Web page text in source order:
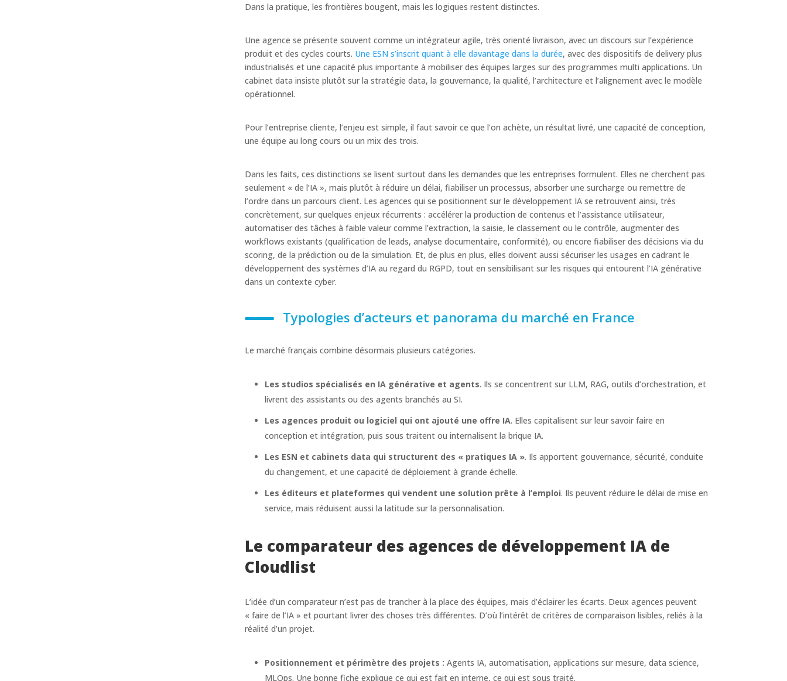
Dans la pratique, les frontières bougent, mais les logiques restent distinctes.
Une agence se présente souvent comme un intégrateur agile, très orienté livraison, avec un discours sur l’expérience
produit et des cycles courts. Une ESN s’inscrit quant à elle davantage dans la durée, avec des dispositifs de delivery plus
industrialisés et une capacité plus importante à mobiliser des équipes larges sur des programmes multi applications. Un
cabinet data insiste plutôt sur la stratégie data, la gouvernance, la qualité, l’architecture et l’alignement avec le modèle
opérationnel.
Pour l’entreprise cliente, l’enjeu est simple, il faut savoir ce que l’on achète, un résultat livré, une capacité de conception,
une équipe au long cours ou un mix des trois.
Dans les faits, ces distinctions se lisent surtout dans les demandes que les entreprises formulent. Elles ne cherchent pas
seulement « de l’IA », mais plutôt à réduire un délai, fiabiliser un processus, absorber une surcharge ou remettre de
l’ordre dans un parcours client. Les agences qui se positionnent sur le développement IA se retrouvent ainsi, très
concrètement, sur quelques enjeux récurrents : accélérer la production de contenus et l’assistance utilisateur,
automatiser des tâches à faible valeur comme l’extraction, la saisie, le classement ou le contrôle, augmenter des
workflows existants (qualification de leads, analyse documentaire, conformité), ou encore fiabiliser des décisions via du
scoring, de la prédiction ou de la simulation. Et, de plus en plus, elles doivent aussi sécuriser les usages en cadrant le
développement des systèmes d’IA au regard du RGPD, tout en sensibilisant sur les risques qui entourent l’IA générative
dans un contexte cyber.
Typologies d’acteurs et panorama du marché en France
Le marché français combine désormais plusieurs catégories.
Les studios spécialisés en IA générative et agents. Ils se concentrent sur LLM, RAG, outils d’orchestration, et
livrent des assistants ou des agents branchés au SI.
Les agences produit ou logiciel qui ont ajouté une offre IA. Elles capitalisent sur leur savoir faire en
conception et intégration, puis sous traitent ou internalisent la brique IA.
Les ESN et cabinets data qui structurent des « pratiques IA ». Ils apportent gouvernance, sécurité, conduite
du changement, et une capacité de déploiement à grande échelle.
Les éditeurs et plateformes qui vendent une solution prête à l’emploi. Ils peuvent réduire le délai de mise en
service, mais réduisent aussi la latitude sur la personnalisation.
Le comparateur des agences de développement IA de
Cloudlist
L’idée d’un comparateur n’est pas de trancher à la place des équipes, mais d’éclairer les écarts. Deux agences peuvent
« faire de l’IA » et pourtant livrer des choses très différentes. D’où l’intérêt de critères de comparaison lisibles, reliés à la
réalité d’un projet.
Positionnement et périmètre des projets : Agents IA, automatisation, applications sur mesure, data science,
MLOps. Une bonne fiche explique ce qui est fait en interne, ce qui est sous traité.